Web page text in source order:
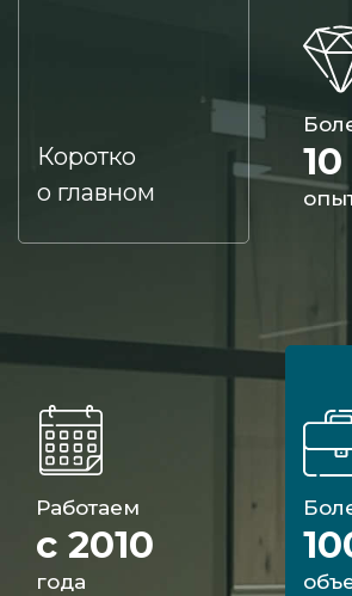
Коротко
о главном
Работаем
с 2010
года